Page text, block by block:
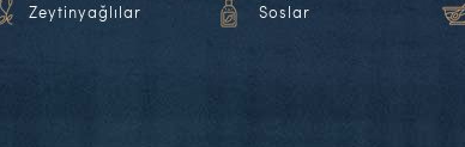
Zeytinyağlılar Soslar